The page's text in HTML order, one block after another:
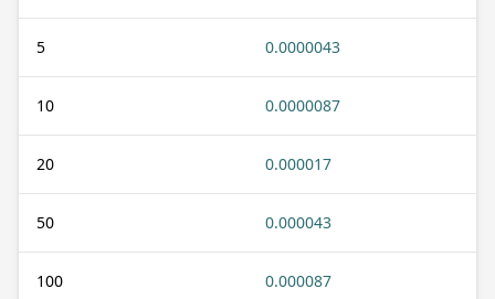
5 0.0000043
10 0.0000087
20 0.000017
50 0.000043
100 0.000087